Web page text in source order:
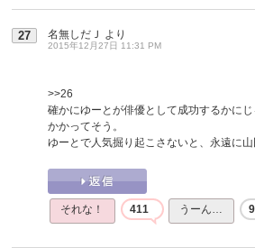
27 名無しだＪ より
2015年12月27日 11:31 PM
>>26
確かにゆーとが俳優として成功するかに
かかってそう。
ゆーとで人気掘り起こさないと、永遠に
それな！ 411 うーん…